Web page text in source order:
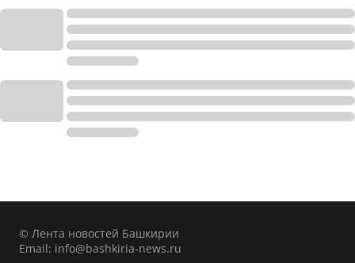
© Лента новостей Башкирии
Email: info@bashkiria-news.ru